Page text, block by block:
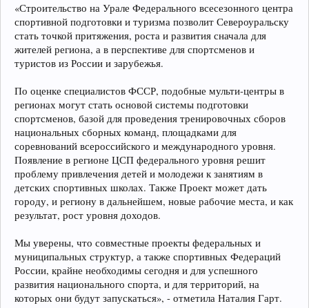
«Строительство на Урале Федерального всесезонного центра
спортивной подготовки и туризма позволит Североуральску
стать точкой притяжения, роста и развития сначала для
жителей региона, а в перспективе для спортсменов и
туристов из России и зарубежья.
По оценке специалистов ФССР, подобные мульти-центры в
регионах могут стать основой системы подготовки
спортсменов, базой для проведения тренировочных сборов
национальных сборных команд, площадками для
соревнований всероссийского и международного уровня.
Появление в регионе ЦСП федерального уровня решит
проблему привлечения детей и молодежи к занятиям в
детских спортивных школах. Также Проект может дать
городу, и региону в дальнейшем, новые рабочие места, и как
результат, рост уровня доходов.
Мы уверены, что совместные проекты федеральных и
муниципальных структур, а также спортивных Федераций
России, крайне необходимы сегодня и для успешного
развития национального спорта, и для территорий, на
которых они будут запускаться», - отметила Наталия Гарт.